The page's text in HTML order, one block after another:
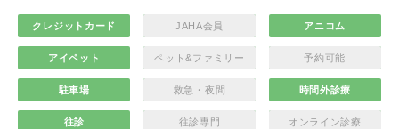
クレジットカード JAHA会員 アニコム
アイペット ペット&ファミリー 予約可能
駐車場 救急・夜間 時間外診療
往診 往診専門 オンライン診療